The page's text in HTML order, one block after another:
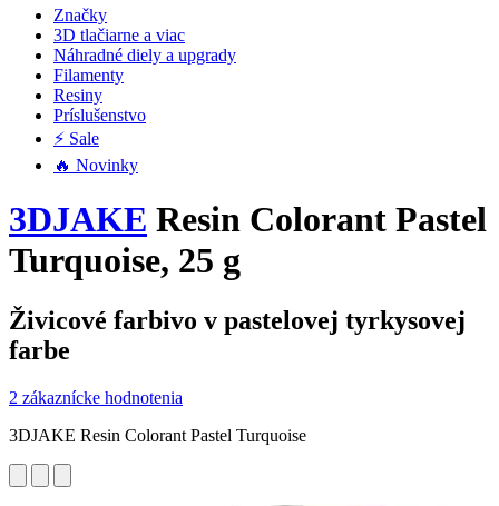
Značky
3D tlačiarne a viac
Náhradné diely a upgrady
Filamenty
Resiny
Príslušenstvo
⚡ Sale
🔥 Novinky
3DJAKE Resin Colorant Pastel
Turquoise, 25 g
Živicové farbivo v pastelovej tyrkysovej
farbe
2 zákaznícke hodnotenia
3DJAKE Resin Colorant Pastel Turquoise